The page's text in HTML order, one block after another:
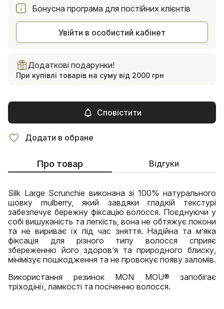
Бонусна програма для постійних клієнтів
Увійти в особистий кабінет
Додаткові подарунки!
При купівлі товарів на суму від 2000 грн
Сповістити
Додати в обране
Про товар Відгуки
Silk Large Scrunchie виконана зі 100% натурального
шовку mulberry, який завдяки гладкій текстурі
забезпечує бережну фіксацію волосся. Поєднуючи у
собі вишуканість та легкість, вона не обтяжує локони
та не вириває їх під час зняття. Надійна та м’яка
фіксація для різного типу волосся сприяє
збереженню його здоров’я та природного блиску,
мінімізує пошкодження та не провокує появу заломів.
Використання резинок MON MOU® запобігає
тріходінії, ламкості та посіченню волосся.